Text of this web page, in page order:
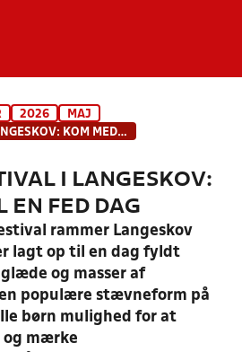
INDHOLD OG NYHEDER
HOLD
2026
MAJ
3-BOLD FESTIVAL I LANGESKOV: KOM MED TIL EN FED DAG
I LANGESKOV:
EN FED DAG
rammer Langeskov
lagt op til en dag fyldt
og masser af
populære stævneform på
børn mulighed for at
mærke